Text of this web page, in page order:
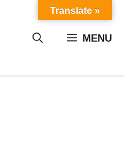
MENU
Translate »